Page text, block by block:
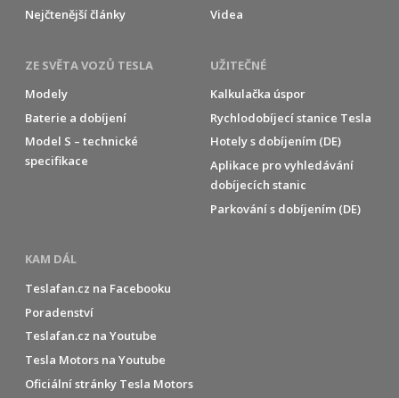
Nejčtenější články
Videa
ZE SVĚTA VOZŮ TESLA
Modely
Baterie a dobíjení
Model S – technické
specifikace
UŽITEČNÉ
Kalkulačka úspor
Rychlodobíjecí stanice Tesla
Hotely s dobíjením (DE)
Aplikace pro vyhledávání
dobíjecích stanic
Parkování s dobíjením (DE)
KAM DÁL
Teslafan.cz na Facebooku
Poradenství
Teslafan.cz na Youtube
Tesla Motors na Youtube
Oficiální stránky Tesla Motors